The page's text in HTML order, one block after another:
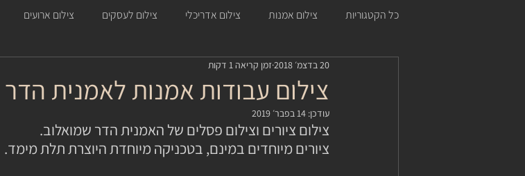
כל הקטגוריות צילום אמנות צילום אדריכלי צילום לעסקים צילום ארועים
צילום עבודות אמנות לאמנית
20 בדצמ׳ 2018 זמן קריאה 1 דקות
עודכן: 14 בפבר׳ 2019
צילום ציורים וצילום פסלים של האמנית הדר שמואלוב.
ציורים מיוחדים במינם, בטכניקה מיוחדת היוצרת תלת מימד.